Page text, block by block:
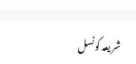
شریعہ کونسل